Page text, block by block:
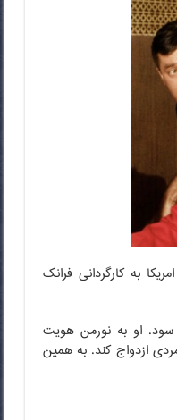
فیلم کمدی و بسیار زیبای چه کسی مواظب فروشگاه است یا دیوانه ای در فروشگاه ۱۹۶۳ امریکا به کارگردانی فرانک
سود. او به نورمن هویت
ازدواج کند. به همین